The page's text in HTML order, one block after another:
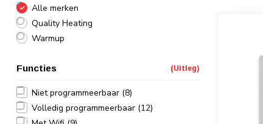
Alle merken
Quality Heating
Warmup
Functies (Uitleg)
Niet programmeerbaar (8)
Volledig programmeerbaar (12)